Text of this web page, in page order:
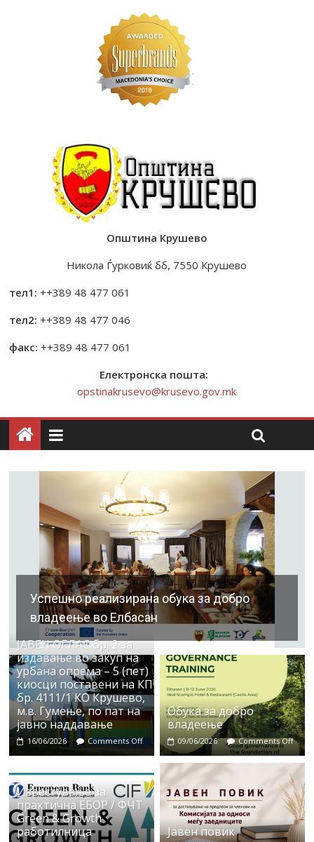
Општина Крушево
Никола Ѓурковиќ бб, 7550 Крушево
тел1: ++389 48 477 061
тел2: ++389 48 477 046
факс: ++389 48 477 061
Електронска пошта:
opstinakrusevo@krusevo.gov.mk
Успешно реализирана обука за добро
владеење во Елбасан
ЈАВЕН ОГЛАС бр. 2 за
издавање во закуп на
урбана опрема – 5 (пет)
киосци поставени на КП
бр. 4111/1 КО Крушево,
м.в. Гумење, по пат на
јавно наддавање
16/06/2026 Comments Off
Обука за добро
владеење
09/06/2026 Comments Off
Известување за
практична ЕБОР / ФЧТ
Green & Growth
работилница
Јавен повик